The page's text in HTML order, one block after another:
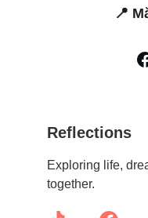
📍
Reflections
Exploring life,
together.